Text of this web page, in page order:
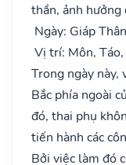
thần, ảnh hưởng
Ngày: Giáp Thân
Vị trí: Môn,
Trong ngày này,
Bắc phía ngoài
đó, thai phụ
tiến hành các
Bởi việc làm đó